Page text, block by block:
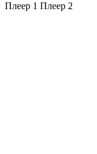
Плеер 1 Плеер 2